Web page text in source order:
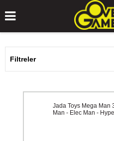
Filtreler
Jada Toys Mega Man
Man - Elec Man -